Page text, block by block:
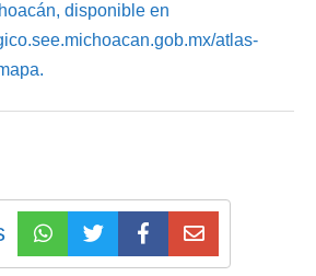
disponible en
atlas-